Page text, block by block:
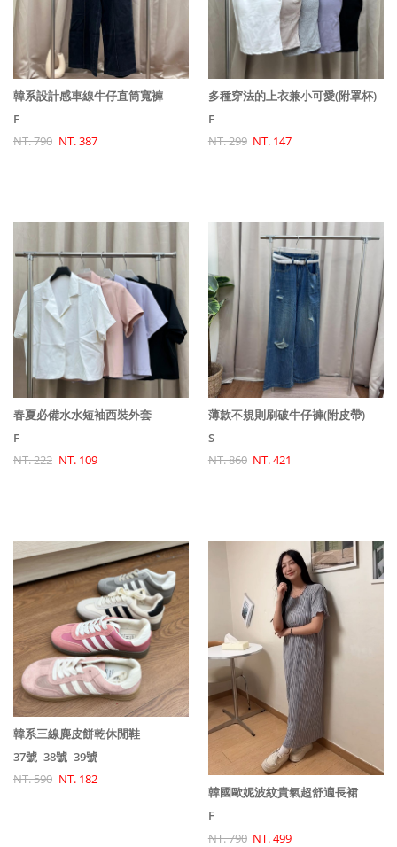
韓系設計感車線牛仔直筒寬褲
F
NT. 790 NT. 387
多種穿法的上衣兼小可愛(附罩杯)
F
NT. 299 NT. 147
春夏必備水水短袖西裝外套
F
NT. 222 NT. 109
薄款不規則刷破牛仔褲(附皮帶)
S
NT. 860 NT. 421
韓系三線麂皮餅乾休閒鞋
37號 38號 39號
NT. 590 NT. 182
韓國歐妮波紋貴氣超舒適長裙
F
NT. 790 NT. 499